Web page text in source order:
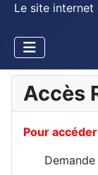
Le site internet
Accès
Pour